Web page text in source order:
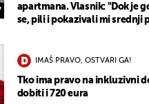
apartmana. Vlasnik: "Dok je
se, pili i pokazivali mi srednji
IMAŠ PRAVO, OSTVARI GA!
Tko ima pravo na inkluzivni
dobiti i 720 eura